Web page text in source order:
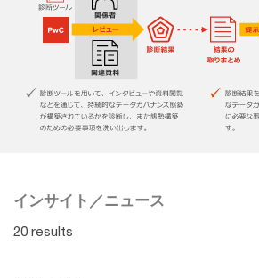
インサイト／ニュース
20 results